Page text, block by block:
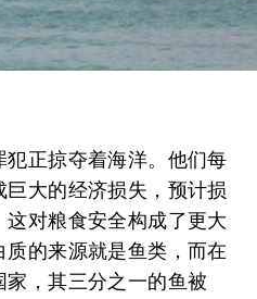
正掠夺着海洋。他们每
大的经济损失，预计损
对粮食安全构成了更大
的来源就是鱼类，而在
，其三分之一的鱼被